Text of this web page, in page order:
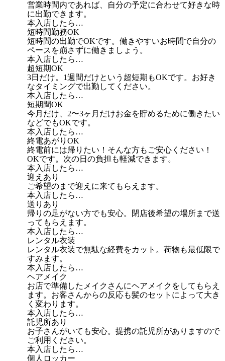
営業時間内であれば、自分の予定に合わせて好きな時
に出勤できます。
本入店したら…
短時間勤務OK
短時間の出勤でOKです。働きやすいお時間で自分の
ペースを崩さずに働きましょう。
本入店したら…
超短期OK
3日だけ。1週間だけという超短期もOKです。お好き
なタイミングで出勤してください。
本入店したら…
短期間OK
今月だけ、2〜3ヶ月だけお金を貯めるために働きたい
などでもOKです。
本入店したら…
終電あがりOK
終電前には帰りたい！そんな方もご安心ください！
OKです。次の日の負担も軽減できます。
本入店したら…
迎えあり
ご希望のまで迎えに来てもらえます。
本入店したら…
送りあり
帰りの足がない方でも安心。閉店後希望の場所まで送
ってもらえます。
本入店したら…
レンタル衣装
レンタル衣装で無駄な経費をカット。荷物も最低限で
すみます。
本入店したら…
ヘアメイク
お店で準備したメイクさんにヘアメイクをしてもらえ
ます。お客さんからの反応も髪のセットによって大き
く変わります。
本入店したら…
託児所あり
お子さんがいても安心。提携の託児所がありますので
ご利用ください。
本入店したら…
個人ロッカー